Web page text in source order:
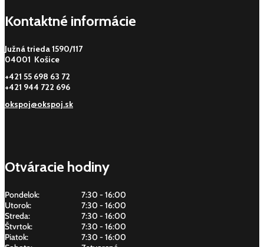
Kontaktné informácie
Južná trieda 1590/117
04001 Košice
+421 55 698 63 72
+421 944 722 696
okspoj@okspoj.sk
Otváracie hodiny
Pondelok:
7:30 - 16:00
Utorok:
7:30 - 16:00
Streda:
7:30 - 16:00
Štvrtok:
7:30 - 16:00
Piatok:
7:30 - 16:00